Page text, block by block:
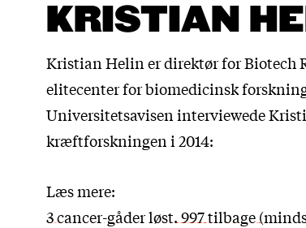
KRISTIAN
Kristian Helin er direktør for Biotech
elitecenter for biomedicinsk
Universitetsavisen interviewede
kræftforskningen i 2014:
Læs mere:
3 cancer-gåder løst. 997 tilbage